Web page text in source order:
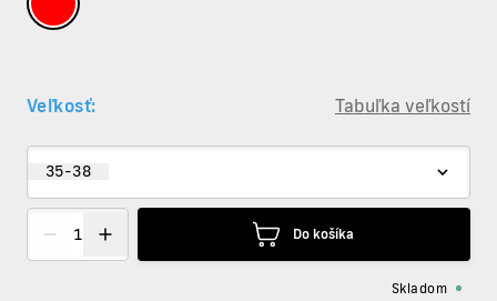
Veľkosť: Tabuľka veľkostí
35-38
Do košíka
Skladom